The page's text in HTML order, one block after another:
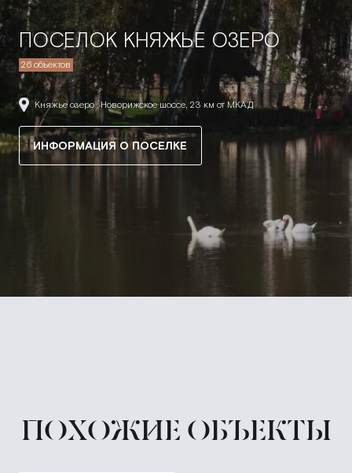
ПОСЕЛОК КНЯЖЬЕ ОЗЕРО
26 объектов
Княжье озеро , Новорижское шоссе, 23 км от МКАД
ИНФОРМАЦИЯ О ПОСЕЛКЕ
ПОХОЖИЕ ОБЪЕКТЫ